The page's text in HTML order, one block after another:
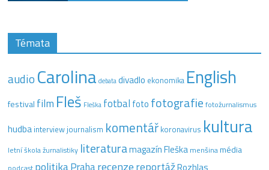
Témata
audio Carolina debata divadlo ekonomika English
festival film Fleš Fleška fotbal foto fotografie fotožurnalismus
hudba interview journalism komentář koronavirus kultura
letní škola žurnalistiky literaturamagazín Fleška menšinamédia
politika recenzereportáž